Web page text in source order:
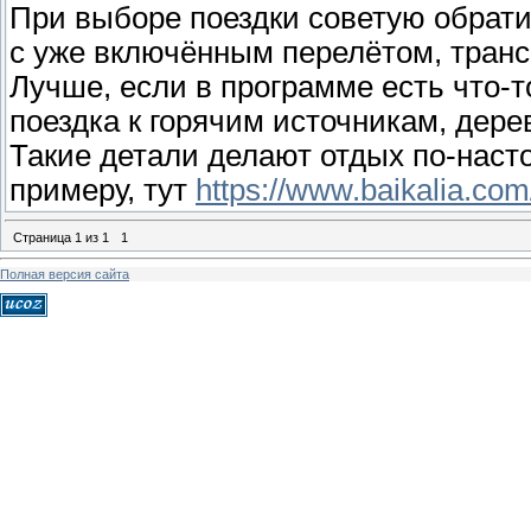
При выборе поездки советую
с уже включённым перелётом,
Лучше, если в программе есть
поездка к горячим источникам,
Такие детали делают отдых по-
примеру, тут https://
Страница 1 из 1 1
Полная версия сайта